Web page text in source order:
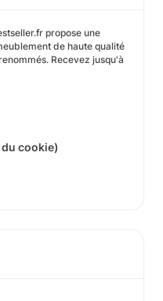
propose une
de haute qualité
Recevez jusqu'à
cookie)